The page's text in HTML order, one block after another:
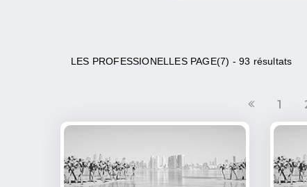
LES PROFESSIONELLES PAGE(7) - 93 résultats
1